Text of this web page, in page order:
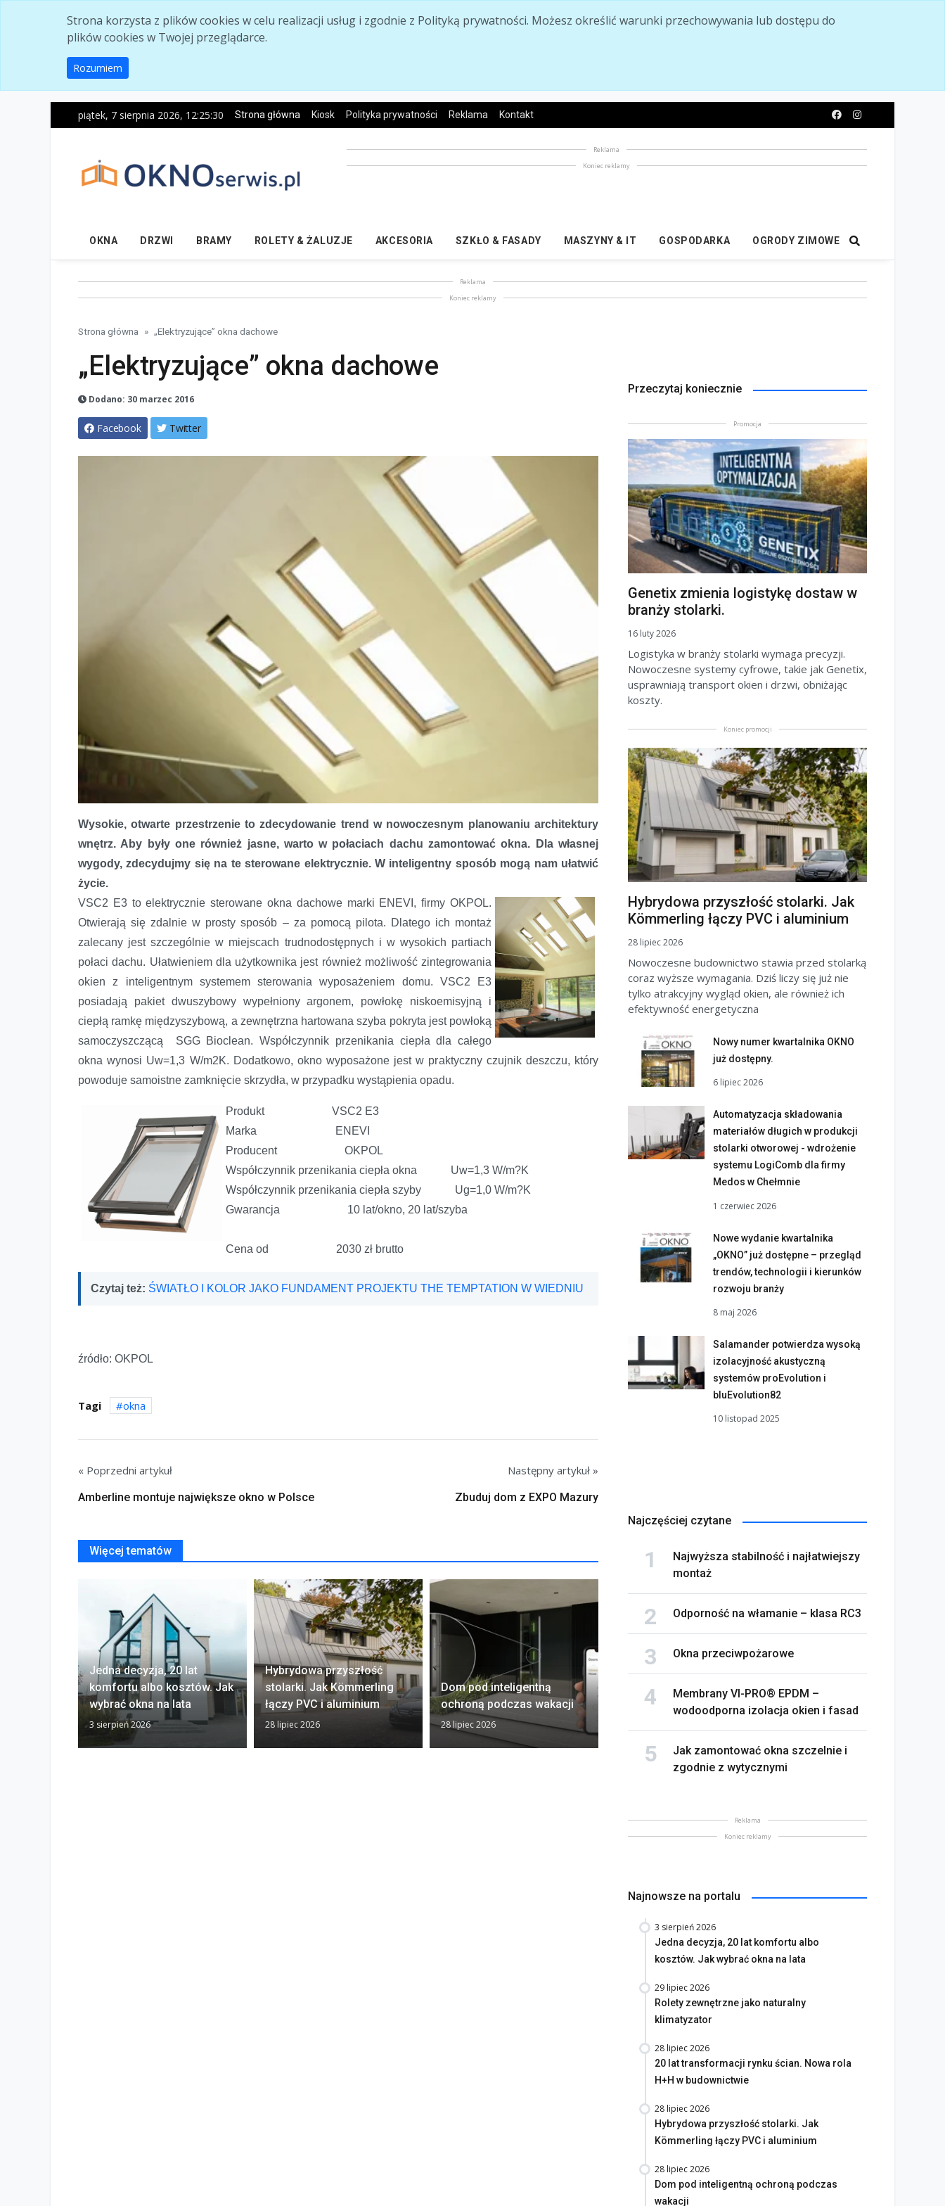
Strona korzysta z plików cookies w celu realizacji usług i zgodnie z Polityką prywatności. Możesz określić warunki przechowywania lub dostępu do
plików cookies w Twojej przeglądarce.
Rozumiem
piątek, 7 sierpnia 2026, 12:25:31 Strona główna Kiosk Polityka prywatności Reklama Kontakt
Reklama
Koniec reklamy
OKNA DRZWI BRAMY ROLETY & ŻALUZJE AKCESORIA SZKŁO & FASADY MASZYNY & IT GOSPODARKA OGRODY ZIMOWE
Reklama
Koniec reklamy
Strona główna „Elektryzujące” okna dachowe
„Elektryzujące” okna dachowe
Dodano: 30 marzec 2016
Facebook Twitter
„Elektryzujące” okna dachowe
Wysokie, otwarte przestrzenie to zdecydowanie trend w nowoczesnym planowaniu architektury
wnętrz. Aby były one również jasne, warto w połaciach dachu zamontować okna. Dla własnej
wygody, zdecydujmy się na te sterowane elektrycznie. W inteligentny sposób mogą nam ułatwić
życie.
VSC2 E3 to elektrycznie sterowane okna dachowe marki ENEVI, firmy OKPOL.
Otwierają się zdalnie w prosty sposób – za pomocą pilota. Dlatego ich montaż
zalecany jest szczególnie w miejscach trudnodostępnych i w wysokich partiach
połaci dachu. Ułatwieniem dla użytkownika jest również możliwość zintegrowania
okien z inteligentnym systemem sterowania wyposażeniem domu. VSC2 E3
posiadają pakiet dwuszybowy wypełniony argonem, powłokę niskoemisyjną i
ciepłą ramkę międzyszybową, a zewnętrzna hartowana szyba pokryta jest powłoką
samoczyszczącą SGG Bioclean. Współczynnik przenikania ciepła dla całego
okna wynosi Uw=1,3 W/m2K. Dodatkowo, okno wyposażone jest w praktyczny czujnik deszczu, który
powoduje samoistne zamknięcie skrzydła, w przypadku wystąpienia opadu.
Produkt VSC2 E3
Marka ENEVI
Producent OKPOL
Współczynnik przenikania ciepła okna Uw=1,3 W/m?K
Współczynnik przenikania ciepła szyby Ug=1,0 W/m?K
Gwarancja 10 lat/okno, 20 lat/szyba
Cena od 2030 zł brutto
Czytaj też: ŚWIATŁO I KOLOR JAKO FUNDAMENT PROJEKTU THE TEMPTATION W WIEDNIU
źródło: OKPOL
Tagi okna
« Poprzedni artykuł
Amberline montuje największe okno w Polsce
Następny artykuł »
Zbuduj dom z EXPO Mazury
Więcej tematów
Jedna decyzja, 20 lat
komfortu albo kosztów. Jak
wybrać okna na lata
3 sierpień 2026
Hybrydowa przyszłość
stolarki. Jak Kömmerling
łączy PVC i aluminium
28 lipiec 2026
Dom pod inteligentną
ochroną podczas wakacji
28 lipiec 2026
– komfort, bezpieczeństwo
i automatyzacja
Kiedy okno „traci” swoje
parametry
Przeczytaj koniecznie
Promocja
Genetix zmienia logistykę dostaw w
branży stolarki.
16 luty 2026
Logistyka w branży stolarki wymaga precyzji.
Nowoczesne systemy cyfrowe, takie jak Genetix,
usprawniają transport okien i drzwi, obniżając
koszty.
Koniec promocji
Hybrydowa przyszłość stolarki. Jak
Kömmerling łączy PVC i aluminium
28 lipiec 2026
Nowoczesne budownictwo stawia przed stolarką
coraz wyższe wymagania. Dziś liczy się już nie
tylko atrakcyjny wygląd okien, ale również ich
efektywność energetyczna
Nowy numer kwartalnika OKNO
już dostępny.
6 lipiec 2026
Automatyzacja składowania
materiałów długich w produkcji
stolarki otworowej - wdrożenie
systemu LogiComb dla firmy
Medos w Chełmnie
1 czerwiec 2026
Nowe wydanie kwartalnika
„OKNO” już dostępne – przegląd
trendów, technologii i kierunków
rozwoju branży
8 maj 2026
Salamander potwierdza wysoką
izolacyjność akustyczną
systemów proEvolution i
bluEvolution82
10 listopad 2025
Najczęściej czytane
Najwyższa stabilność i najłatwiejszy
montaż
Odporność na włamanie – klasa RC3
Okna przeciwpożarowe
Membrany VI-PRO® EPDM –
wodoodporna izolacja okien i fasad
Jak zamontować okna szczelnie i
zgodnie z wytycznymi
Reklama
Koniec reklamy
Najnowsze na portalu
3 sierpień 2026
Jedna decyzja, 20 lat komfortu albo
kosztów. Jak wybrać okna na lata
29 lipiec 2026
Rolety zewnętrzne jako naturalny
klimatyzator
28 lipiec 2026
20 lat transformacji rynku ścian. Nowa rola
H+H w budownictwie
28 lipiec 2026
Hybrydowa przyszłość stolarki. Jak
Kömmerling łączy PVC i aluminium
28 lipiec 2026
Dom pod inteligentną ochroną podczas
wakacji